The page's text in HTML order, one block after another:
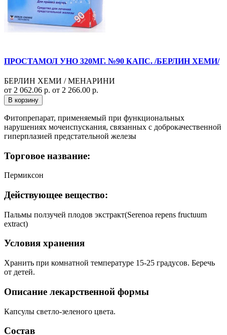
ПРОСТАМОЛ УНО 320МГ. №90 КАПС. /БЕРЛИН ХЕМИ/
БЕРЛИН ХЕМИ / МЕНАРИНИ
от 2 062.06 р. от 2 266.00 р.
В корзину
Фитопрепарат, применяемый при функциональных
нарушениях мочеиспускания, связанных с доброкачественной
гиперплазией предстательной железы
Торговое название:
Пермиксон
Действующее вещество:
Пальмы ползучей плодов экстракт(Serenoa repens fructuum
extract)
Условия хранения
Хранить при комнатной температуре 15-25 градусов. Беречь
от детей.
Описание лекарственной формы
Капсулы светло-зеленого цвета.
Состав